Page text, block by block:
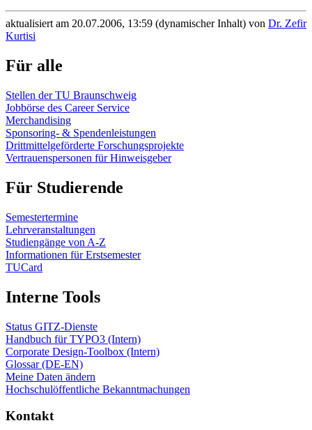
aktualisiert am 20.07.2006, 13:59 (dynamischer Inhalt) von Dr. Zefir
Kurtisi
Für alle
Stellen der TU Braunschweig
Jobbörse des Career Service
Merchandising
Sponsoring- & Spendenleistungen
Drittmittelgeförderte Forschungsprojekte
Vertrauenspersonen für Hinweisgeber
Für Studierende
Semestertermine
Lehrveranstaltungen
Studiengänge von A-Z
Informationen für Erstsemester
TUCard
Interne Tools
Status GITZ-Dienste
Handbuch für TYPO3 (Intern)
Corporate Design-Toolbox (Intern)
Glossar (DE-EN)
Meine Daten ändern
Hochschulöffentliche Bekanntmachungen
Kontakt